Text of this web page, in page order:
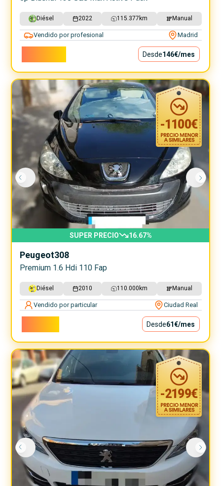
Diésel 2022 115.377 km Manual
Vendido por profesional Madrid
Desde146€/mes
-1100€
SUPER PRECIO 16.67%
Peugeot308
Premium 1.6 Hdi 110 Fap
Diésel 2010 110.000 km Manual
Vendido por particular Ciudad Real
Desde61€/mes
-2199€